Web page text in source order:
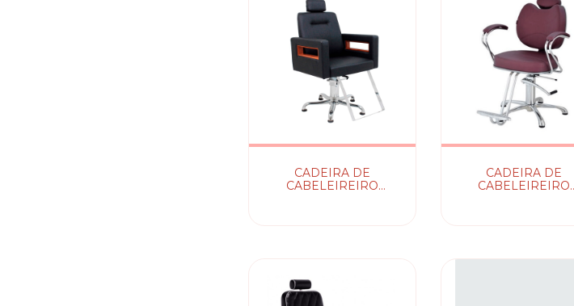
CADEIRA DE
CABELEIREIRO
CADEIRA DE
CABELEIREIRO